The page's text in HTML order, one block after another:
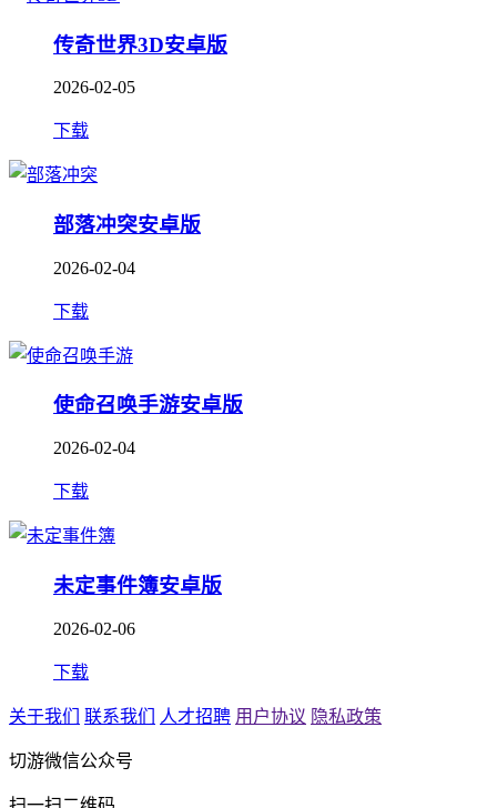
传奇世界3D安卓版
2026-02-05
下载
部落冲突安卓版
2026-02-04
下载
使命召唤手游安卓版
2026-02-04
下载
未定事件簿安卓版
2026-02-06
下载
关于我们 联系我们 人才招聘 用户协议 隐私政策
切游微信公众号